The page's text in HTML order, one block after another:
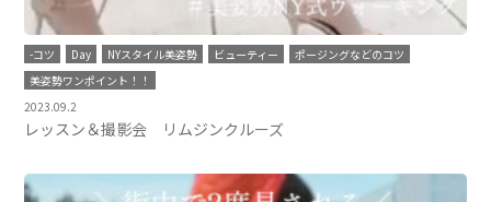
-コツ Day NYスタイル美姿勢 ビューティー
ポージングなどのコツ
美姿勢ワンポイント！！
2023.09.2
レッスン＆撮影会 リムジンクルーズ